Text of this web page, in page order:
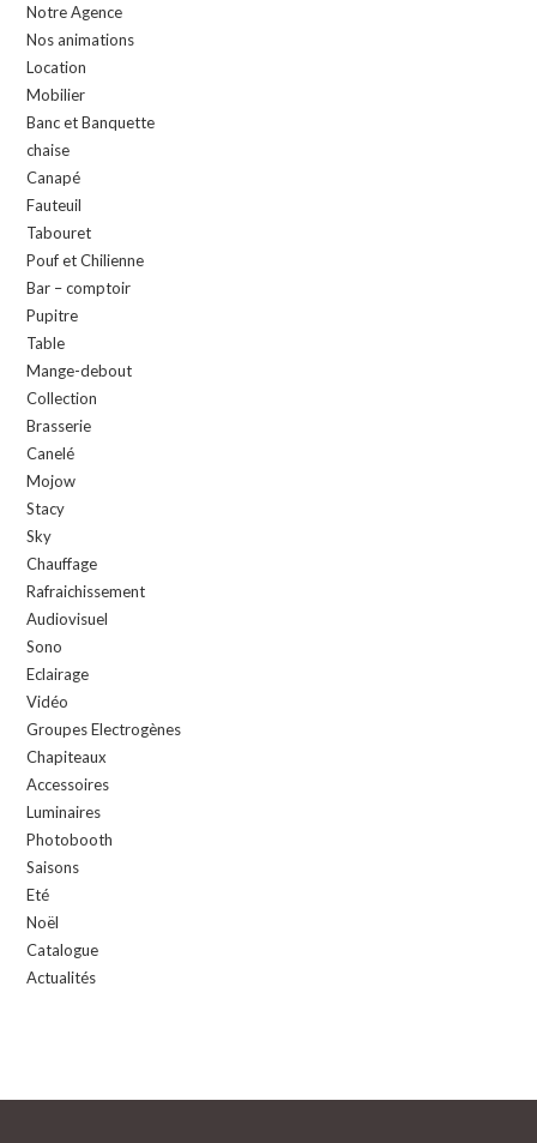
Notre Agence
Nos animations
Location
Mobilier
Banc et Banquette
chaise
Canapé
Fauteuil
Tabouret
Pouf et Chilienne
Bar – comptoir
Pupitre
Table
Mange-debout
Collection
Brasserie
Canelé
Mojow
Stacy
Sky
Chauffage
Rafraichissement
Audiovisuel
Sono
Eclairage
Vidéo
Groupes Electrogènes
Chapiteaux
Accessoires
Luminaires
Photobooth
Saisons
Eté
Noël
Catalogue
Actualités